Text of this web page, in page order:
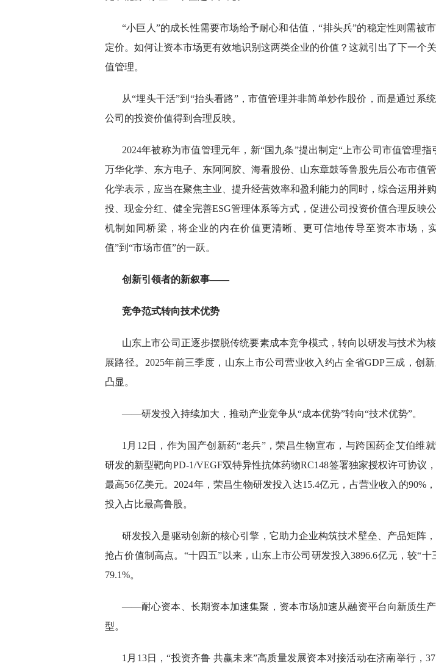
“小巨人”的成长性需要市场给予耐心和估值，“排头兵”的稳定性则需被
定价。如何让资本市场更有效地识别这两类企业的价值？这就引出了下一
值管理。
从“埋头干活”到“抬头看路”，市值管理并非简单炒作股价，而是通过系
公司的投资价值得到合理反映。
2024年被称为市值管理元年，新“国九条”提出制定“上市公司市值管理指
万华化学、东方电子、东阿阿胶、海看股份、山东章鼓等鲁股先后公布市值
化学表示，应当在聚焦主业、提升经营效率和盈利能力的同时，综合运用并
投、现金分红、健全完善ESG管理体系等方式，促进公司投资价值合理反映
机制如同桥梁，将企业的内在价值更清晰、更可信地传导至资本市场，
值”到“市场市值”的一跃。
创新引领者的新叙事——
竞争范式转向技术优势
山东上市公司正逐步摆脱传统要素成本竞争模式，转向以研发与技术为
展路径。2025年前三季度，山东上市公司营业收入约占全省GDP三成，创
凸显。
——研发投入持续加大，推动产业竞争从“成本优势”转向“技术优势”。
1月12日，作为国产创新药“老兵”，荣昌生物宣布，与跨国药企艾伯维
研发的新型靶向PD-1/VEGF双特异性抗体药物RC148签署独家授权许可协议
最高56亿美元。2024年，荣昌生物研发投入达15.4亿元，占营业收入的90%
投入占比最高鲁股。
研发投入是驱动创新的核心引擎，它助力企业构筑技术壁垒、产品矩阵
抢占价值制高点。“十四五”以来，山东上市公司研发投入3896.6亿元，较“十
79.1%。
——耐心资本、长期资本加速集聚，资本市场加速从融资平台向新质生
型。
1月13日，“投资齐鲁 共赢未来”高质量发展资本对接活动在济南举行，